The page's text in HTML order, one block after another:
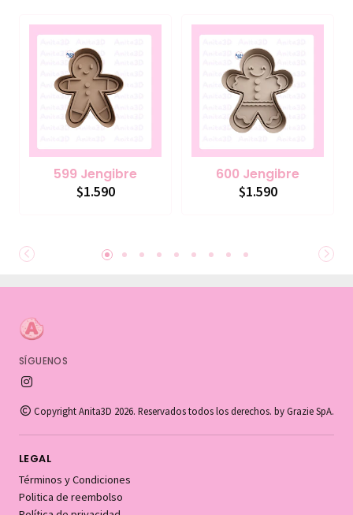
599 Jengibre
$1.590
600 Jengibre
$1.590
SÍGUENOS
Copyright Anita3D 2026. Reservados todos los derechos. by Grazie SpA.
LEGAL
Términos y Condiciones
Politica de reembolso